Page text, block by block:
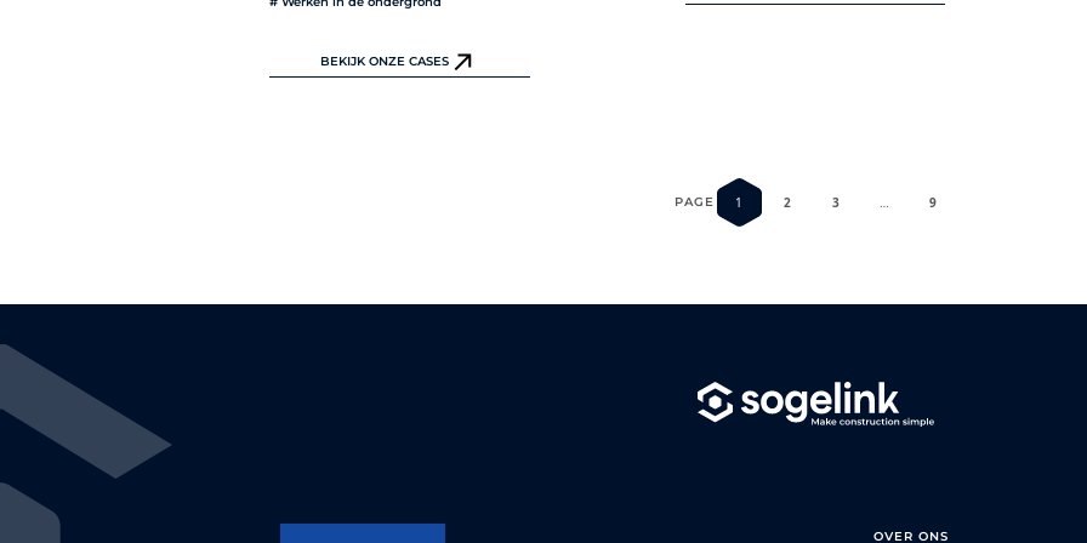
BEKIJK ONZE CASES
PAGE 1 2 3 … 9
OVER ONS